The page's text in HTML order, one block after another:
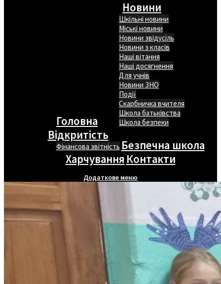
Головна
Новини
Шкільні новини
Міські новини
Новини звідусіль
Новини з класів
Наші вітання
Наші досягнення
Для учнів
Новини ЗНО
Події
Скарбничка вчителя
Школа батьківства
Школа безпеки
Відкритість
Фінансова звітність Безпечна школа
Харчування Контакти
Додаткове меню